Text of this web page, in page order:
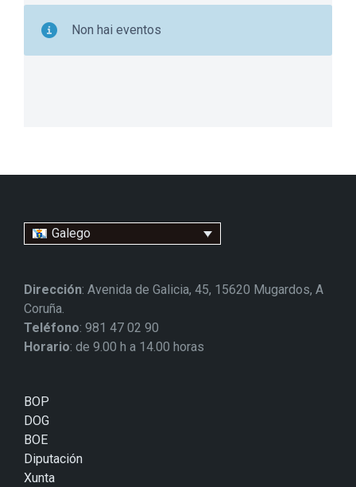
Non hai eventos
Galego
Dirección: Avenida de Galicia, 45, 15620 Mugardos, A
Coruña.
Teléfono: 981 47 02 90
Horario: de 9.00 h a 14.00 horas
BOP
DOG
BOE
Diputación
Xunta